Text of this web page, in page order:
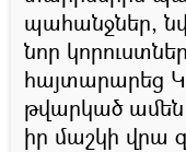
պահանջներ,
նոր
հայտարարեց
թվարկած
իր մաշկի վրա